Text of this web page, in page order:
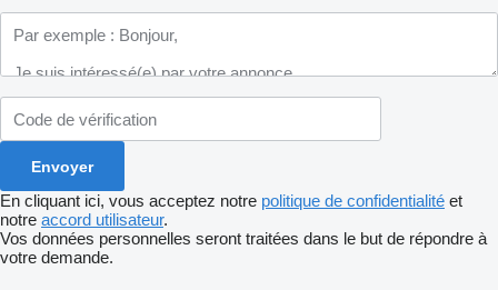
En cliquant ici, vous acceptez notre politique de confidentialité et
notre accord utilisateur.
Vos données personnelles seront traitées dans le but de répondre à
votre demande.